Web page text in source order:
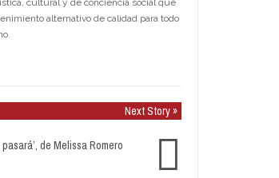
cultural y de conciencia social que
alternativo de calidad para todo
Next Story »
pasará’, de Melissa Romero